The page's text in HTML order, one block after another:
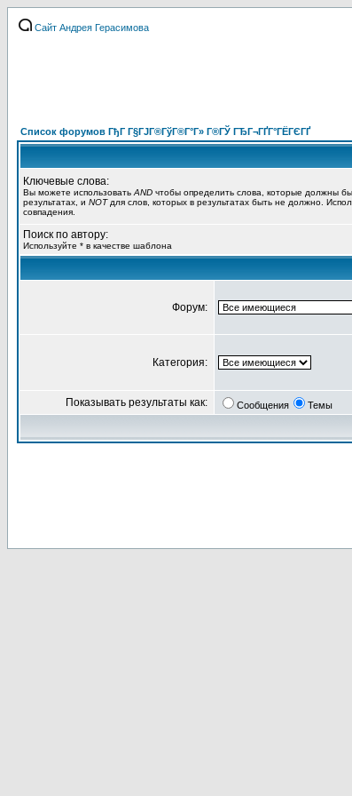
Сайт Андрея Герасимова
Список форумов ГђГ Г§ГЈГ®ГўГ®Г°Г» Г®ГЎ ГЂГ¬ГҐГ°ГЁГЄГҐ
Ключевые слова:
Вы можете использовать AND чтобы определить слова, которые должны
результатах, и NOTдля слов, которых в результатах быть не должно.
совпадения.
Поиск по автору:
Используйте * в качестве шаблона
Форум:
Категория:
Показывать результаты как: Сообщения Темы